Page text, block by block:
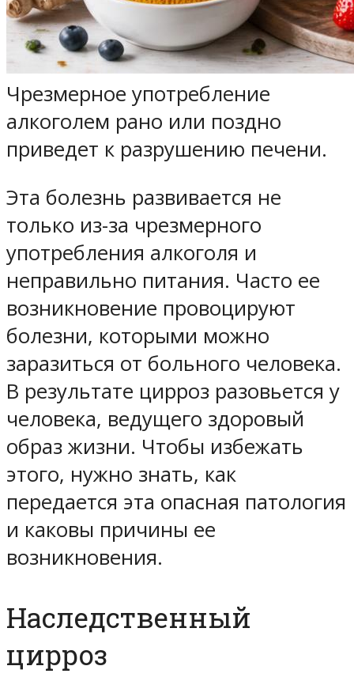
Чрезмерное употребление
алкоголем рано или поздно
приведет к разрушению печени.
Эта болезнь развивается не
только из-за чрезмерного
употребления алкоголя и
неправильно питания. Часто ее
возникновение провоцируют
болезни, которыми можно
заразиться от больного человека.
В результате цирроз разовьется у
человека, ведущего здоровый
образ жизни. Чтобы избежать
этого, нужно знать, как
передается эта опасная патология
и каковы причины ее
возникновения.
Наследственный
цирроз